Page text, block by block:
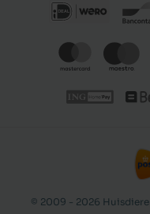
Klantbeoordelingen
Privacybeleid
J.P. Poelstraat 8
Nederland
© 2009 - 2026